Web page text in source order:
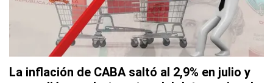
La inflación de CABA saltó al 2,9% en julio y